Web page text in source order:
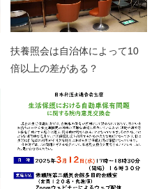
扶養照会は自治体によって10
倍以上の差がある？